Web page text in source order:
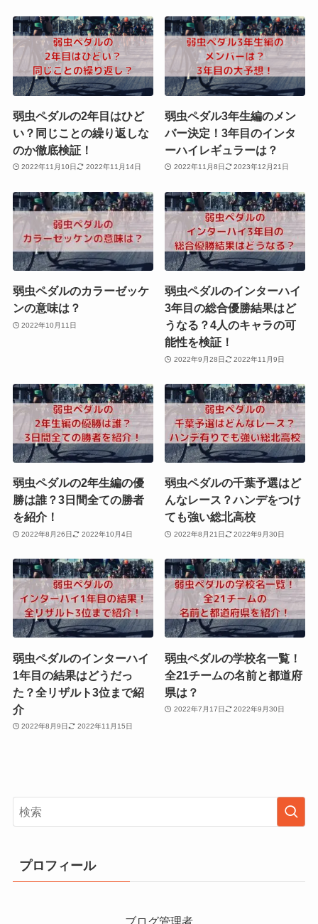
弱虫ペダルの2年目はひど
い？同じことの繰り返しな
のか徹底検証！
2022年11月10日 2022年11月14日
弱虫ペダル3年生編のメン
バー決定！3年目のインタ
ーハイレギュラーは？
2022年11月8日 2023年12月21日
弱虫ペダルのカラーゼッケ
ンの意味は？
2022年10月11日
弱虫ペダルのインターハイ
3年目の総合優勝結果はど
うなる？4人のキャラの可
能性を検証！
2022年9月28日 2022年11月9日
弱虫ペダルの2年生編の優
勝は誰？3日間全ての勝者
を紹介！
2022年8月26日 2022年10月4日
弱虫ペダルの千葉予選はど
んなレース？ハンデをつけ
ても強い総北高校
2022年8月21日 2022年9月30日
弱虫ペダルのインターハイ
1年目の結果はどうだっ
た？全リザルト3位まで紹
介
2022年8月9日 2022年11月15日
弱虫ペダルの学校名一覧！
全21チームの名前と都道府
県は？
2022年7月17日 2022年9月30日
プロフィール
ブログ管理者